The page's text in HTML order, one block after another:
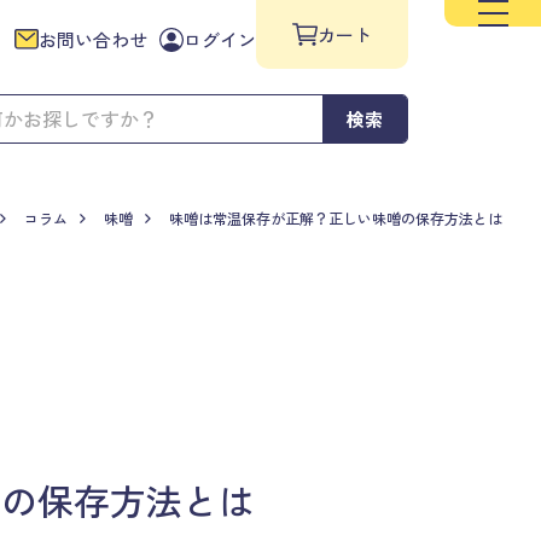
お問い合わせ ログイン カート
検索
コラム 味噌 味噌は常温保存が正解？正しい味噌の保存方法とは
保存方法とは